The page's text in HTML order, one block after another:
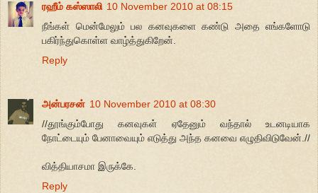
ரஹீம் கஸ்ஸாலி 10 November 2010 at 08:15
நீங்கள் மென்மேலும் பல கனவுகளை கண்டு அதை எங்களோடு
பகிர்ந்துகொள்ள வாழ்த்துகிறேன்.
Reply
அன்பரசன் 10 November 2010 at 08:30
//தூங்கும்போது கனவுகள் ஏதேனும் வந்தால் உடனடியாக
நோட்டையும் பேனாவையும் எடுத்து அந்த கனவை எழுதிவிடுவேன்.//
வித்தியாசமா இருக்கே.
Reply